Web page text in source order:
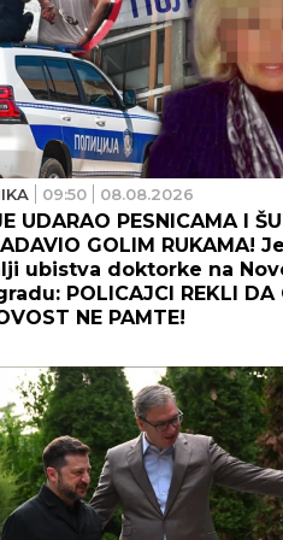
09:50 08.08.2026
UDARAO PESNICAMA I
GOLIM RUKAMA!
ubistva doktorke na
POLICAJCI REKLI DA
NE PAMTE!